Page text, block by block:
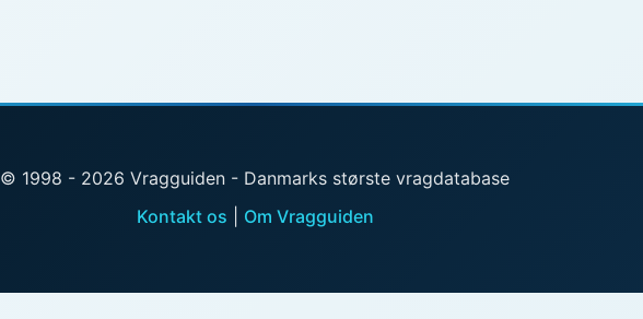
© 1998 - 2026 Vragguiden - Danmarks største vragdatabase
Kontakt os
Om Vragguiden